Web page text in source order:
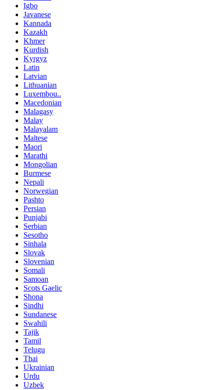
Igbo
Javanese
Kannada
Kazakh
Khmer
Kurdish
Kyrgyz
Latin
Latvian
Lithuanian
Luxembou..
Macedonian
Malagasy
Malay
Malayalam
Maltese
Maori
Marathi
Mongolian
Burmese
Nepali
Norwegian
Pashto
Persian
Punjabi
Serbian
Sesotho
Sinhala
Slovak
Slovenian
Somali
Samoan
Scots Gaelic
Shona
Sindhi
Sundanese
Swahili
Tajik
Tamil
Telugu
Thai
Ukrainian
Urdu
Uzbek